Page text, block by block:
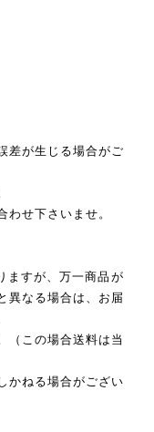
差が生じる場合がご
わせ下さいませ。
ますが、万一商品が
異なる場合は、お届
（この場合送料は当
かねる場合がござい